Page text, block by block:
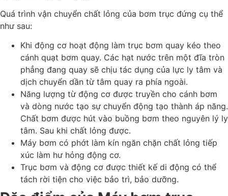
Quá trình vận chuyển chất lỏng của bơm trục đứng cụ thể
như sau:
Khi động cơ hoạt động làm trục bơm quay kéo theo
cánh quạt bơm quay. Các hạt nước trên một đĩa tròn
phẳng đang quay sẽ chịu tác dụng của lực ly tâm và
dịch chuyển dần từ tâm quay ra phía ngoài.
Năng lượng từ động cơ được truyền cho cánh bơm
và dòng nước tạo sự chuyển động tạo thành áp năng.
Chất bơm được hút vào buồng bơm theo nguyên lý ly
tâm. Sau khi chất lỏng được.
Máy bơm có phớt làm kín ngăn chặn chất lỏng tiếp
xúc làm hư hỏng động cơ.
Trục bơm và động cơ được thiết kế di động có thể
tách rời tiện cho việc bảo trì, bảo dưỡng.